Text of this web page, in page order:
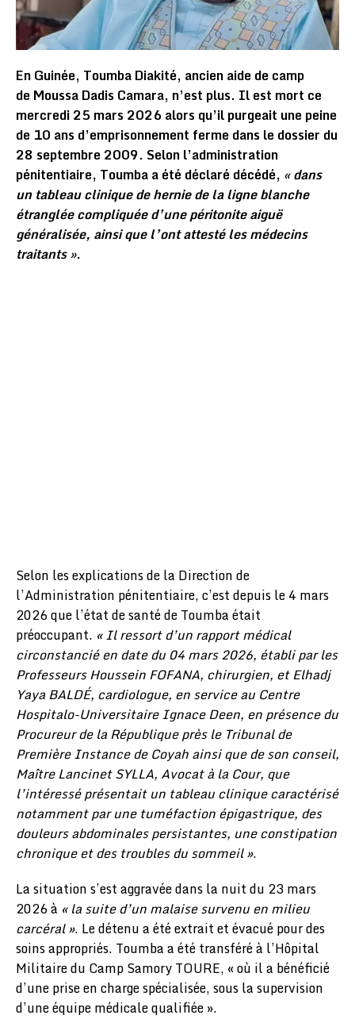
En Guinée, Toumba Diakité, ancien aide de camp
de Moussa Dadis Camara, n’est plus. Il est mort ce
mercredi 25 mars 2026 alors qu’il purgeait une peine
de 10 ans d’emprisonnement ferme dans le dossier du
28 septembre 2009. Selon l’administration
pénitentiaire, Toumba a été déclaré décédé, « dans
un tableau clinique de hernie de la ligne blanche
étranglée compliquée d’une péritonite aiguë
généralisée, ainsi que l’ont attesté les médecins
traitants ».
Selon les explications de la Direction de
l’Administration pénitentiaire, c’est depuis le 4 mars
2026 que l’état de santé de Toumba était
préoccupant. « Il ressort d’un rapport médical
circonstancié en date du 04 mars 2026, établi par les
Professeurs Houssein FOFANA, chirurgien, et Elhadj
Yaya BALDÉ, cardiologue, en service au Centre
Hospitalo-Universitaire Ignace Deen, en présence du
Procureur de la République près le Tribunal de
Première Instance de Coyah ainsi que de son conseil,
Maître Lancinet SYLLA, Avocat à la Cour, que
l’intéressé présentait un tableau clinique caractérisé
notamment par une tuméfaction épigastrique, des
douleurs abdominales persistantes, une constipation
chronique et des troubles du sommeil ».
La situation s’est aggravée dans la nuit du 23 mars
2026 à « la suite d’un malaise survenu en milieu
carcéral ». Le détenu a été extrait et évacué pour des
soins appropriés. Toumba a été transféré à l’Hôpital
Militaire du Camp Samory TOURE, « où il a bénéficié
d’une prise en charge spécialisée, sous la supervision
d’une équipe médicale qualifiée ».